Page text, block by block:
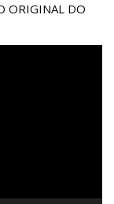
ORIGINAL DO